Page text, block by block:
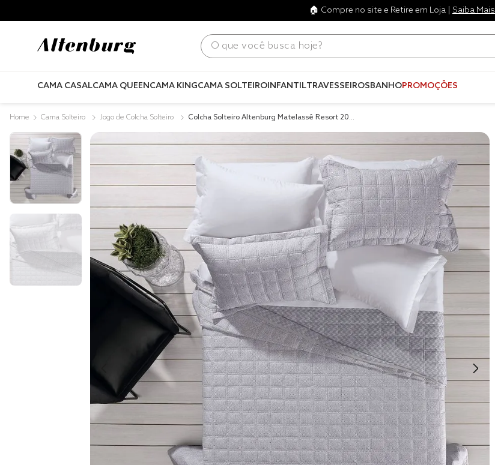
🏠 Compre no site e Retire em Loja | Saiba Mais
O que você busca hoje?
CAMA CASALCAMA QUEENCAMA KINGCAMA SOLTEIROINFANTILTRAVESSEIROSBANHOPROMOÇÕES
Cama Solteiro Jogo de Colcha Solteiro
Colcha Solteiro Altenburg Matelassê Resort 200
3º
4º
8º